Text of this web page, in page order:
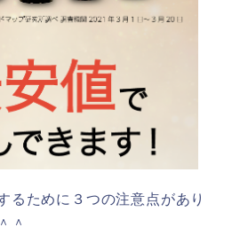
るために３つの注意点があり
＾